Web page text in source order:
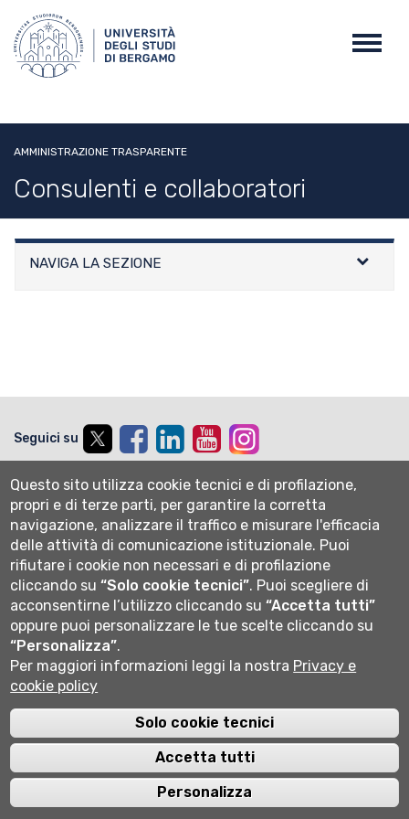
contenuto
principale
AMMINISTRAZIONE TRASPARENTE
Consulenti e collaboratori
NAVIGA LA SEZIONE
Seguici su
Università degli studi di Bergamo
via Salvecchio 19
24129 Bergamo
Cod. Fiscale 80004350163
Centralino 035 2052111
Cookie settings
Questo sito utilizza cookie tecnici e di profilazione,
propri e di terze parti, per garantire la corretta
navigazione, analizzare il traffico e misurare l'efficacia
delle attività di comunicazione istituzionale. Puoi
rifiutare i cookie non necessari e di profilazione
cliccando su“Solo cookie tecnici”. Puoi scegliere di
acconsentirne l’utilizzo cliccando su“Accetta tutti”
oppure puoi personalizzare le tue scelte cliccando su
“Personalizza”.
Per maggiori informazioni leggi la nostra Privacy e
cookie policy
Solo cookie tecnici
Accetta tutti
Personalizza